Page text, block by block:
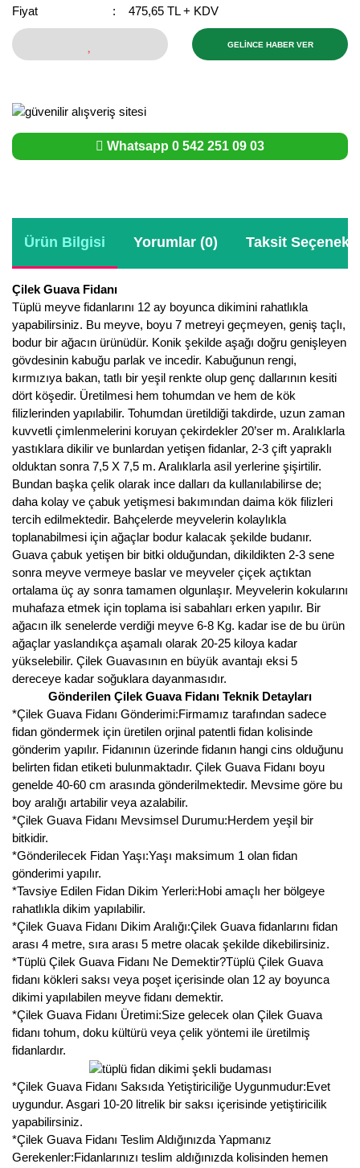
Fiyat
475,65 TL + KDV
GELİNCE HABER VER
Whatsapp 0 542 251 09 03
Ürün Bilgisi Yorumlar (0) Taksit
Çilek Guava Fidanı
Tüplü meyve fidanlarını 12 ay boyunca dikimini rahatlıkla
yapabilirsiniz. Bu meyve, boyu 7 metreyi geçmeyen, geniş taçlı,
bodur bir ağacın ürünüdür. Konik şekilde aşağı doğru genişleyen
gövdesinin kabuğu parlak ve incedir. Kabuğunun rengi,
kırmızıya bakan, tatlı bir yeşil renkte olup genç dallarının kesiti
dört köşedir. Üretilmesi hem tohumdan ve hem de kök
filizlerinden yapılabilir. Tohumdan üretildiği takdirde, uzun zaman
kuvvetli çimlenmelerini koruyan çekirdekler 20’ser m. Aralıklarla
yastıklara dikilir ve bunlardan yetişen fidanlar, 2-3 çift yapraklı
olduktan sonra 7,5 X 7,5 m. Aralıklarla asil yerlerine şişirtilir.
Bundan başka çelik olarak ince dalları da kullanılabilirse de;
daha kolay ve çabuk yetişmesi bakımından daima kök filizleri
tercih edilmektedir. Bahçelerde meyvelerin kolaylıkla
toplanabilmesi için ağaçlar bodur kalacak şekilde budanır.
Guava çabuk yetişen bir bitki olduğundan, dikildikten 2-3 sene
sonra meyve vermeye baslar ve meyveler çiçek açtıktan
ortalama üç ay sonra tamamen olgunlaşır. Meyvelerin kokularını
muhafaza etmek için toplama isi sabahları erken yapılır. Bir
ağacın ilk senelerde verdiği meyve 6-8 Kg. kadar ise de bu ürün
ağaçlar yaslandıkça aşamalı olarak 20-25 kiloya kadar
yükselebilir. Çilek Guavasının en büyük avantajı eksi 5
dereceye kadar soğuklara dayanmasıdır.
Gönderilen Çilek Guava Fidanı Teknik Detayları
*Çilek Guava Fidanı Gönderimi:Firmamız tarafından sadece
fidan göndermek için üretilen orjinal patentli fidan kolisinde
gönderim yapılır. Fidanının üzerinde fidanın hangi cins olduğunu
belirten fidan etiketi bulunmaktadır. Çilek Guava Fidanı boyu
genelde 40-60 cm arasında gönderilmektedir. Mevsime göre bu
boy aralığı artabilir veya azalabilir.
*Çilek Guava Fidanı Mevsimsel Durumu:Herdem yeşil bir
bitkidir.
*Gönderilecek Fidan Yaşı:Yaşı maksimum 1 olan fidan
gönderimi yapılır.
*Tavsiye Edilen Fidan Dikim Yerleri:Hobi amaçlı her bölgeye
rahatlıkla dikim yapılabilir.
*Çilek Guava Fidanı Dikim Aralığı:Çilek Guava fidanlarını fidan
arası 4 metre, sıra arası 5 metre olacak şekilde dikebilirsiniz.
*Tüplü Çilek Guava Fidanı Ne Demektir?Tüplü Çilek Guava
fidanı kökleri saksı veya poşet içerisinde olan 12 ay boyunca
dikimi yapılabilen meyve fidanı demektir.
*Çilek Guava Fidanı Üretimi:Size gelecek olan Çilek Guava
fidanı tohum, doku kültürü veya çelik yöntemi ile üretilmiş
fidanlardır.
*Çilek Guava Fidanı Saksıda Yetiştiriciliğe Uygunmudur:Evet
uygundur. Asgari 10-20 litrelik bir saksı içerisinde yetiştiricilik
yapabilirsiniz.
*Çilek Guava Fidanı Teslim Aldığınızda Yapmanız
Gerekenler:Fidanlarınızı teslim aldığınızda kolisinden hemen